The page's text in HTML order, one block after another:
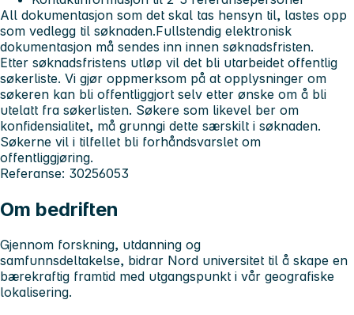
All dokumentasjon som det skal tas hensyn til, lastes opp
som vedlegg til søknaden.Fullstendig elektronisk
dokumentasjon må sendes inn innen søknadsfristen.
Etter søknadsfristens utløp vil det bli utarbeidet offentlig
søkerliste. Vi gjør oppmerksom på at opplysninger om
søkeren kan bli offentliggjort selv etter ønske om å bli
utelatt fra søkerlisten. Søkere som likevel ber om
konfidensialitet, må grunngi dette særskilt i søknaden.
Søkerne vil i tilfellet bli forhåndsvarslet om
offentliggjøring.
Referanse: 30256053
Om bedriften
Gjennom forskning, utdanning og
samfunnsdeltakelse, bidrar Nord universitet til å skape en
bærekraftig framtid med utgangspunkt i vår geografiske
lokalisering.